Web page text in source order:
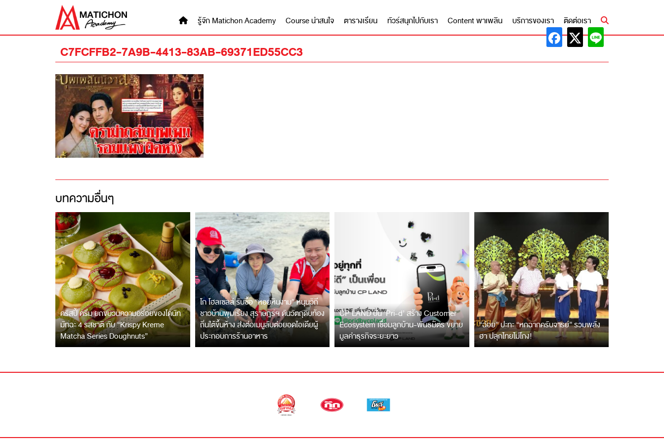
รู้จัก Matichon Academy Course น่าสนใจ ตารางเรียน ทัวร์สนุกไปกับเรา Content พาเพลิน บริการของเรา ติดต่อเรา
C7FCFFB2-7A9B-4413-83AB-69371ED55CC3
บทความอื่นๆ
คริสปี้ ครีม ยกขบวนความอร่อยของโดนัท
มัทฉะ 4 รสชาติ กับ “Krispy Kreme
Matcha Series Doughnuts”
โก โฮลเซลล์ รับซื้อ “หอยหินงาม” หนุนวิถี
ชาวบ้านพุมเรียง สุราษฎร์ฯ ดันวัตถุดิบท้อง
ถิ่นใต้ขึ้นห้าง ส่งต่อเมนูลับต่อยอดไอเดียผู้
ประกอบการร้านอาหาร
CP LAND ปั้น ‘Pri-d’ สร้าง Customer
Ecosystem เชื่อมลูกบ้าน-พันธมิตร ขยาย
มูลค่าธุรกิจระยะยาว
“ฉ่อย” ปะทะ “หกฉากครับจารย์” รวมพลัง
ฮา ปลุกไทยไม่โกง!